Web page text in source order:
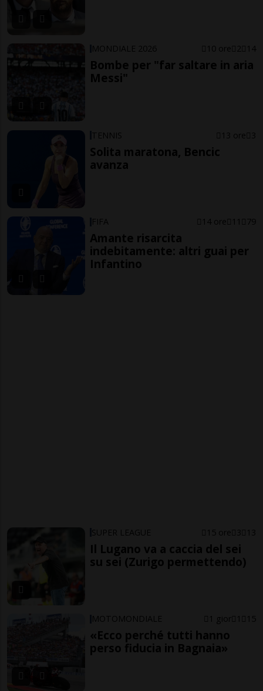
MONDIALE 2026 10 ore 2 14
Bombe per "far saltare in aria
Messi"
TENNIS 13 ore 3
Solita maratona, Bencic
avanza
FIFA 14 ore 11 79
Amante risarcita
indebitamente: altri guai per
Infantino
SUPER LEAGUE 15 ore 3 13
Il Lugano va a caccia del sei
su sei (Zurigo permettendo)
MOTOMONDIALE 1 gior 1 15
«Ecco perché tutti hanno
perso fiducia in Bagnaia»